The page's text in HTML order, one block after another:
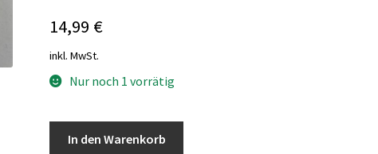
14,99 €
inkl. MwSt.
Nur noch 1 vorrätig
In den Warenkorb